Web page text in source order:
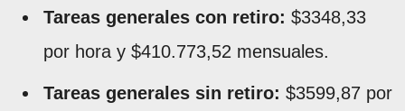
Tareas generales con retiro: $3348,33
por hora y $410.773,52 mensuales.
Tareas generales sin retiro: $3599,87 por